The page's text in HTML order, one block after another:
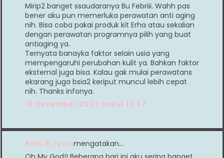
Mirip2 banget ssaudaranya Bu Febriii. Wahh pas
bener aku pun memerluka perawatan anti aging
nih. Bisa coba pakai produk kit Erha atau sekalian
dengan perawatan programnya pilih yang buat
antiaging ya.
Ternyata banayka faktor selain usia yang
mempengaruhi perubahan kulit ya. Bahkan faktor
eksternal juga bisa. Kalau gak mulai perawatans
ekarang juga bsia2 keriput muncul lebih cepat
nih. Thanks infonya.
13 Desember 2023 pukul 12.57
Rani R Tyas mengatakan…